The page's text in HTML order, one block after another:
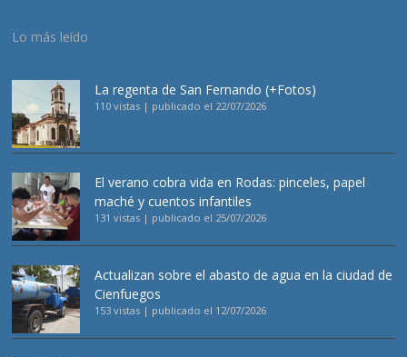
Lo más leído
La regenta de San Fernando (+Fotos)
110 vistas | publicado el 22/07/2026
El verano cobra vida en Rodas: pinceles, papel
maché y cuentos infantiles
131 vistas | publicado el 25/07/2026
Actualizan sobre el abasto de agua en la ciudad de
Cienfuegos
153 vistas | publicado el 12/07/2026